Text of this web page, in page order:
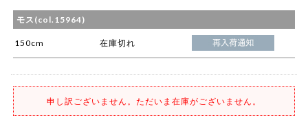
モス(col.15964)
150cm 在庫切れ
申し訳ございません。ただいま在庫がございません。